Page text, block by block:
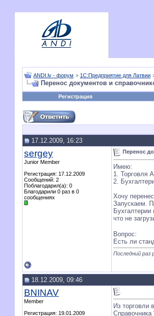
ANDI.lv - форум > 1С:Предприятие для Латвии
Перенос документов и
Регистрация
17.12.2009, 16:23
sergey
Junior Member
Регистрация: 17.12.2009
Сообщений: 2
Поблагодарил(а): 0
Благодарили 0 раз в 0
сообщениях
Перенос
Имею:
1. Торговля
2.
Хочу
Запускаем.
что не
Вопрос:
Есть ли
Последний раз
18.12.2009, 09:46
BNINAV
Member
Регистрация: 19.01.2009
Из торговли
Справочника